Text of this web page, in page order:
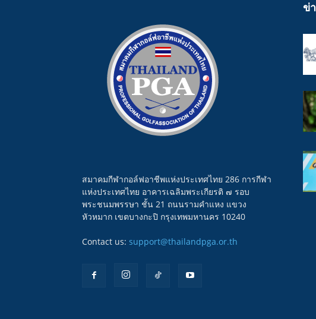
สมาคมกีฬากอล์ฟอาชีพแห่งประเทศไทย 286 การกีฬา
แห่งประเทศไทย อาคารเฉลิมพระเกียรติ ๗ รอบ
พระชนมพรรษา ชั้น 21 ถนนรามคำแหง แขวง
หัวหมาก เขตบางกะปิ กรุงเทพมหานคร 10240
Contact us: support@thailandpga.or.th
ข่